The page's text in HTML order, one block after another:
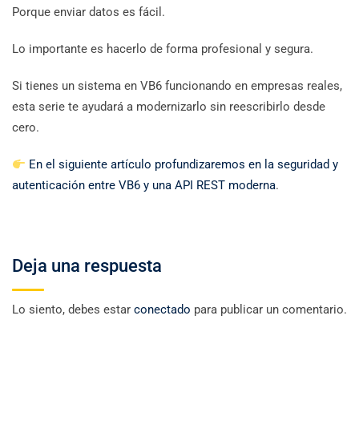
Porque enviar datos es fácil.
Lo importante es hacerlo de forma profesional y segura.
Si tienes un sistema en VB6 funcionando en empresas reales,
esta serie te ayudará a modernizarlo sin reescribirlo desde
cero.
En el siguiente artículo profundizaremos en la seguridad y
autenticación entre VB6 y una API REST moderna.
Deja una respuesta
Lo siento, debes estar conectado para publicar un comentario.